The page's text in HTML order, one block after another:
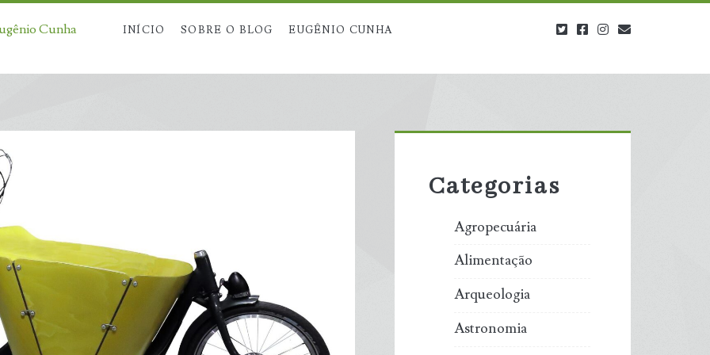
Cunha INÍCIO SOBRE O BLOG EUGÊNIO CUNHA twitterfacebookinstagram
Sidebar
Categorias
Agropecuária
Alimentação
Arqueologia
Astronomia